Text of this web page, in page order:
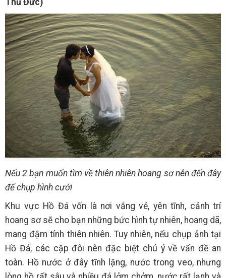
Thủ Đức)
Nếu 2 bạn muốn tìm về thiên nhiên hoang sơ nên đến đây
để chụp hình cưới
Khu vực Hồ Đá vốn là nơi vắng vẻ, yên tĩnh, cảnh trí
hoang sơ sẽ cho bạn những bức hình tự nhiên, hoang dã,
mang đậm tính thiên nhiên. Tuy nhiên, nếu chụp ảnh tại
Hồ Đá, các cặp đôi nên đặc biệt chú ý về vấn đề an
toàn. Hồ nước ở đây tĩnh lặng, nước trong veo, nhưng